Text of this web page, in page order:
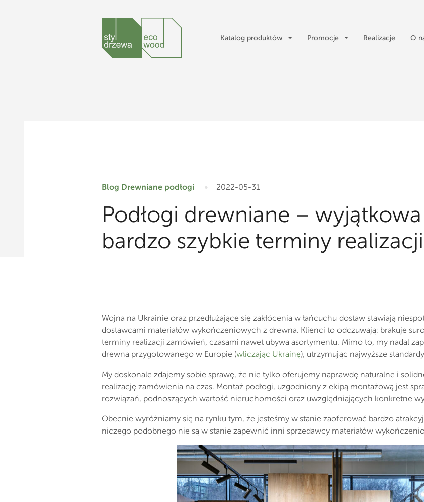
Katalog produktów Promocje Realizacje O
Blog Drewniane podłogi 2022-05-31
Podłogi drewniane –
bardzo szybkie terminy realizacji
Wojna na Ukrainie oraz przedłużające się zakłócenia w łańcuchu dostaw stawiają
dostawcami materiałów wykończeniowych z drewna. Klienci to odczuwają: brakuje
terminy realizacji zamówień, czasami nawet ubywa asortymentu. Mimo to, my nadal
drewna przygotowanego w Europie (wliczając Ukrainę), utrzymując najwyższe
My doskonale zdajemy sobie sprawę, że nie tylko oferujemy naprawdę naturalne i
realizację zamówienia na czas. Montaż podłogi, uzgodniony z ekipą montażową jest
rozwiązań, podnoszących wartość nieruchomości oraz uwzględniających konkretne
Obecnie wyróżniamy się na rynku tym, że jesteśmy w stanie zaoferować bardzo
niczego podobnego nie są w stanie zapewnić inni sprzedawcy materiałów